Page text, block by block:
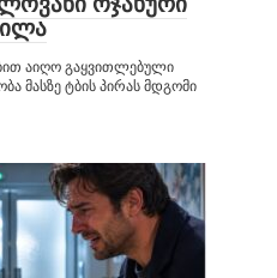
აიღო გაყვითლებული
მასზე ტბის პირას მდგომი